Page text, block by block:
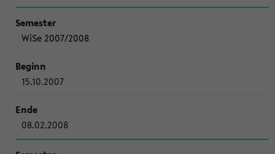
WiSe 2007/2008
15.10.2007
08.02.2008